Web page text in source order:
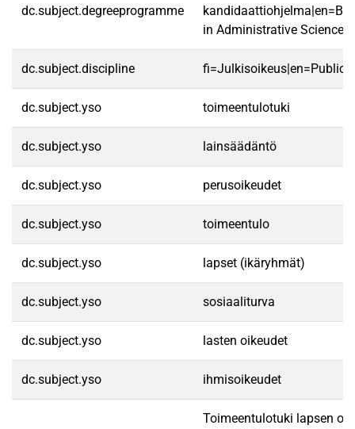
dc.subject.degreeprogramme
in Administrative Sciences|
dc.subject.discipline fi=Julkisoikeus|en=Public
dc.subject.yso toimeentulotuki
dc.subject.yso lainsäädäntö
dc.subject.yso perusoikeudet
dc.subject.yso toimeentulo
dc.subject.yso lapset (ikäryhmät)
dc.subject.yso sosiaaliturva
dc.subject.yso lasten oikeudet
dc.subject.yso ihmisoikeudet
Toimeentulotuki lapsen